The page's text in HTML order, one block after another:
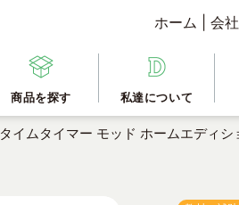
ホーム 会
商品を探す 私達について
タイムタイマー モッド ホームエディ